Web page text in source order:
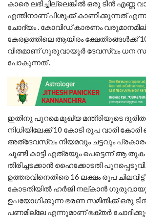
കാരെ ലഭിച്ചില്ലെങ്കിൽ ഒരു ടിൻ എണ്ണ
എന്തിനാണ് പിശുക്ക് കാണിക്കുന്നത്
ചോദ്യം . കോവിഡ് കാരണം
കേരളത്തിലെ ആയിരം ക്ഷേത്രങ്ങൾക്ക്
വീതമാണ് ഗുരുവായൂർ ദേവസ്വം ധന
പോകുന്നത് .
ഇതിനു പുറമെ മുഖ്യ മന്ത്രിയുടെ
നിധിയിലേക്ക് 10 കോടി രൂപ വാരി
അത്ദേവസ്വം നിയമവും ചട്ടവും
ചൂണ്ടി കാട്ടി എത്രയും പെട്ടെന്ന് ആ
തിരിച്ചടക്കാൻ ഹൈക്കോടതി
ഉത്തരവിനെതിരെ 16 ലക്ഷം രൂപ
കോടതിയിൽ ഹർജി നല്കാൻ
ഉപയോഗിക്കുന്ന ഭരണ സമിതിക്ക് ഒരു
പണമില്ലേ എന്നുമാണ് ഭക്തർ